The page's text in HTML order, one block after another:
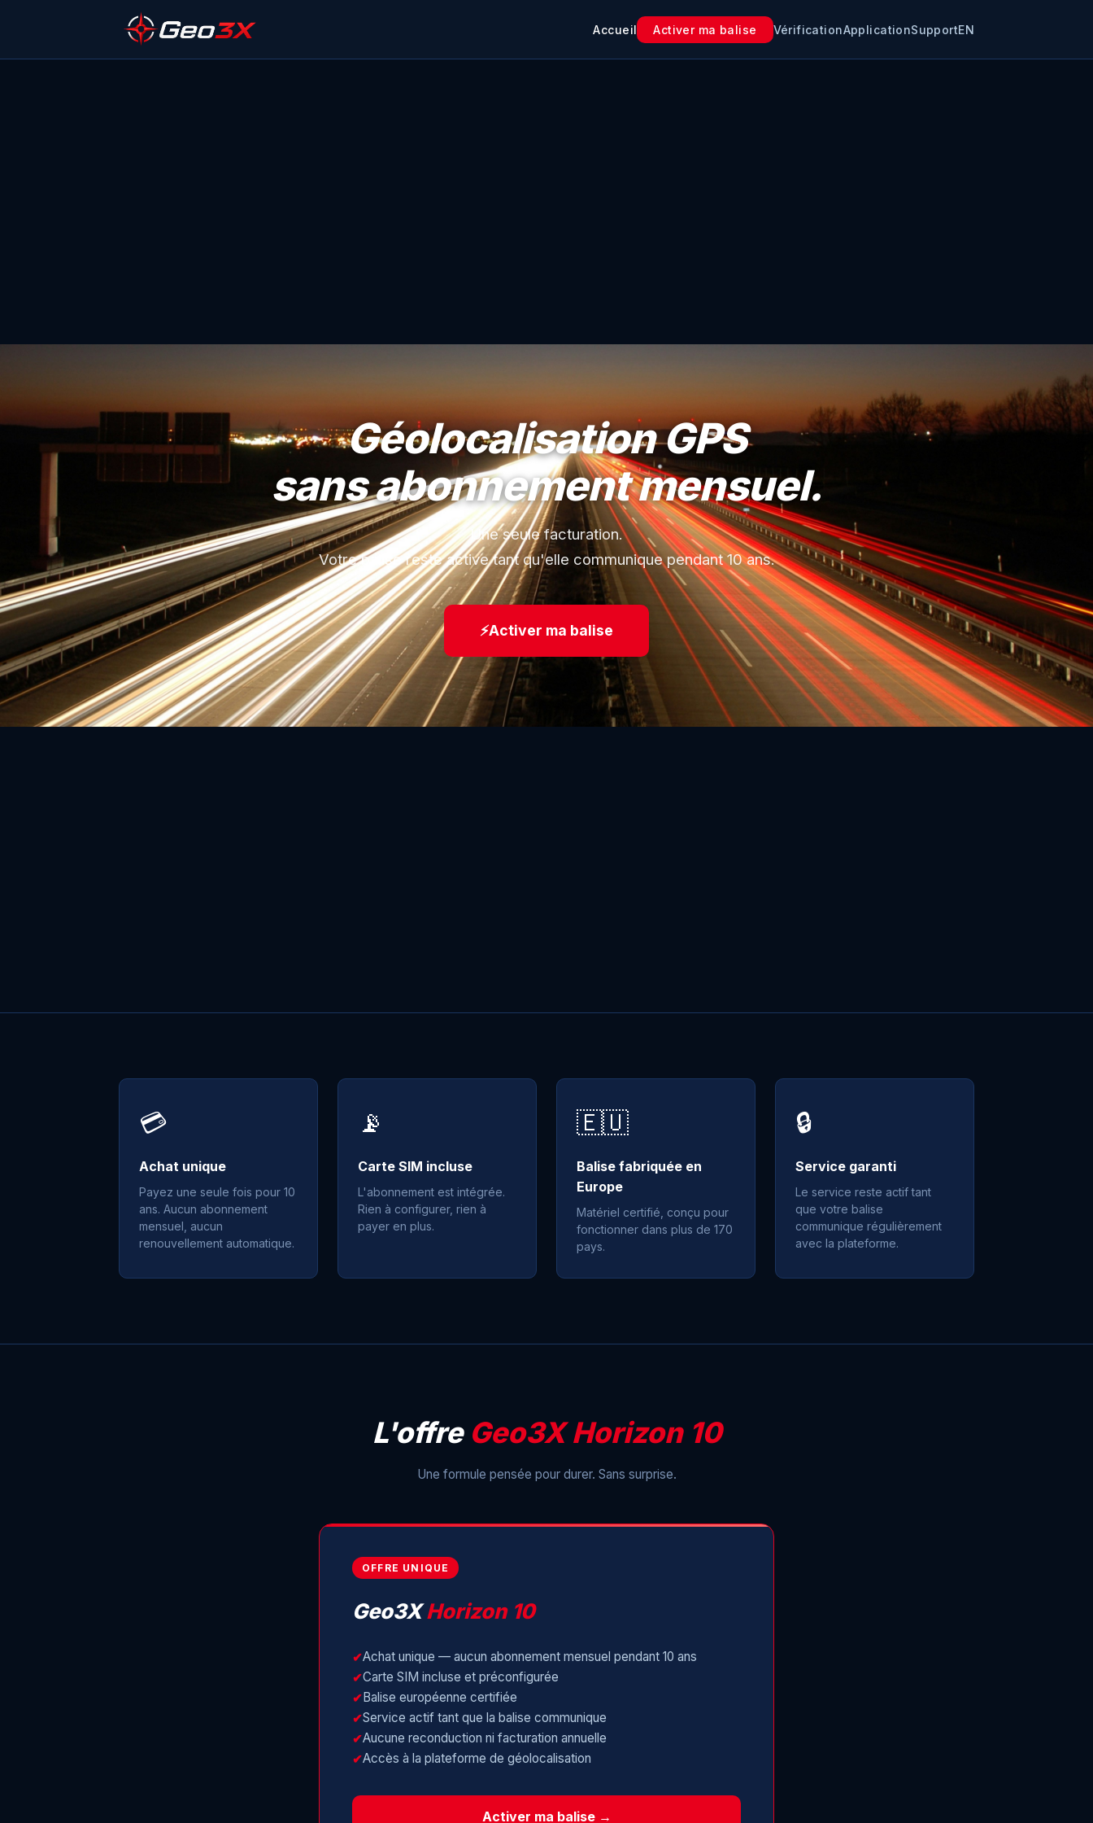
Accueil Activer ma balise VérificationApplicationSupportEN
Géolocalisation GPS
sans abonnement mensuel.
Une seule facturation.
Votre balise reste active tant qu'elle communique pendant 10 ans.
⚡Activer ma balise
💳
Achat unique
Payez une seule fois pour 10
ans. Aucun abonnement
mensuel, aucun
renouvellement automatique.
📡
Carte SIM incluse
L'abonnement est intégrée.
Rien à configurer, rien à
payer en plus.
🇪🇺
Balise fabriquée en
Europe
Matériel certifié, conçu pour
fonctionner dans plus de 170
pays.
🔒
Service garanti
Le service reste actif tant
que votre balise
communique régulièrement
avec la plateforme.
L'offre Geo3X Horizon 10
Une formule pensée pour durer. Sans surprise.
OFFRE UNIQUE
Geo3XHorizon 10
Achat unique — aucun abonnement mensuel pendant 10 ans
Carte SIM incluse et préconfigurée
Balise européenne certifiée
Service actif tant que la balise communique
Aucune reconduction ni facturation annuelle
Accès à la plateforme de géolocalisation
Activer ma balise →